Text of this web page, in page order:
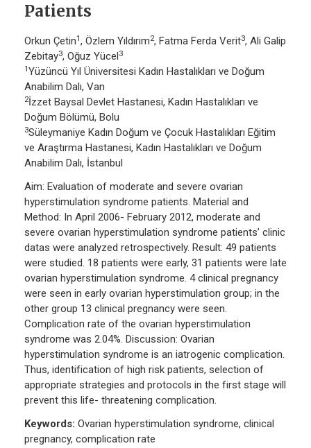
Patients
Orkun Çetin1, Özlem Yıldırım2, Fatma Ferda Verit3, Ali Galip
Zebitay3, Oğuz Yücel 3
1Yüzüncü Yıl Üniversitesi Kadın Hastalıkları ve Doğum
Anabilim Dalı, Van
2İzzet Baysal Devlet Hastanesi, Kadın Hastalıkları ve
Doğum Bölümü, Bolu
3Süleymaniye Kadın Doğum ve Çocuk Hastalıkları Eğitim
ve Araştırma Hastanesi, Kadın Hastalıkları ve Doğum
Anabilim Dalı, İstanbul
Aim: Evaluation of moderate and severe ovarian
hyperstimulation syndrome patients. Material and
Method: In April 2006- February 2012, moderate and
severe ovarian hyperstimulation syndrome patients’ clinic
datas were analyzed retrospectively. Result: 49 patients
were studied. 18 patients were early, 31 patients were late
ovarian hyperstimulation syndrome. 4 clinical pregnancy
were seen in early ovarian hyperstimulation group; in the
other group 13 clinical pregnancy were seen.
Complication rate of the ovarian hyperstimulation
syndrome was 2.04%. Discussion: Ovarian
hyperstimulation syndrome is an iatrogenic complication.
Thus, identification of high risk patients, selection of
appropriate strategies and protocols in the first stage will
prevent this life- threatening complication.
Keywords: Ovarian hyperstimulation syndrome, clinical
pregnancy, complication rate